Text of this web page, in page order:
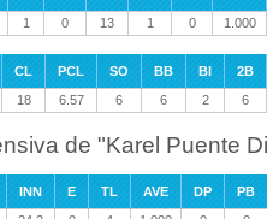
1 0 13 1 0 1.000
CL PCL SO BB BI 2B
18 6.57 6 6 2 6
de "Karel Puente
INN E TL AVE DP PB